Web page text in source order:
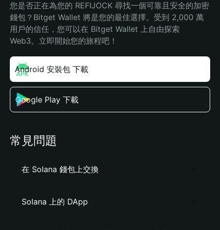
您是否正在為您的 REFIJOCK 尋找一個可靠且安全的加密
錢包？Bitget Wallet 將是您的最佳選擇。受到 2,000 萬
用戶的信任，您可以在 Bitget Wallet 上自由探索
Web3。立即開始您的旅程吧！
Android 安裝包 下載
Google Play 下載
常見問題
在 Solana 錢包上交換
Solana 上的 DApp